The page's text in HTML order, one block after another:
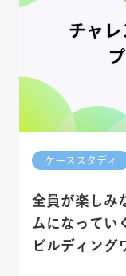
ケーススタディ
全員が楽しみ
ムになって
ビルディング